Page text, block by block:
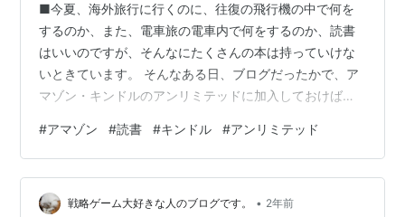
■今夏、海外旅行に行くのに、往復の飛行機の中で何を
するのか、また、電車旅の電車内で何をするのか、読書
はいいのですが、そんなにたくさんの本は持っていけな
いときています。 そんなある日、ブログだったかで、ア
マゾン・キンドルのアンリミテッドに加入しておけば、
のキンドルアプリで読めるというのを知って以来、即、
契約したことでした。 しかも、最初の３ヶ月は無料体験
ができるということで、やらない手はないと考え、実行
に移してみました。 やはり、便利でした。しかも、紙よ
#アマゾン #読書 #キンドル #アンリミテッド
戦略ゲーム大好きな人のブログです。 • 2年前